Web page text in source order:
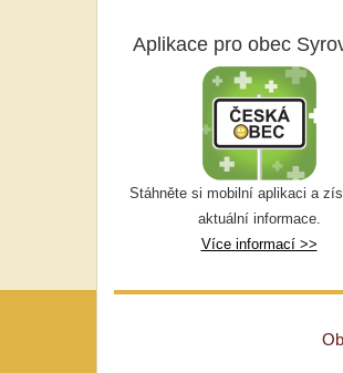
Aplikace pro obec
Stáhněte si mobilní aplikaci a
aktuální informace.
Více informací >>